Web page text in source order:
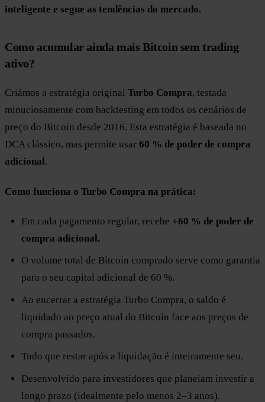
inteligente e segue as tendências do mercado.
Como acumular ainda mais Bitcoin sem trading
ativo?
Criámos a estratégia original Turbo Compra, testada
minuciosamente com backtesting em todos os cenários de
preço do Bitcoin desde 2016. Esta estratégia é baseada no
DCA clássico, mas permite usar 60 % de poder de compra
adicional .
Como funciona o Turbo Compra na prática:
Em cada pagamento regular, recebe +60 % de poder de
compra adicional.
O volume total de Bitcoin comprado serve como garantia
para o seu capital adicional de 60 %.
Ao encerrar a estratégia Turbo Compra, o saldo é
liquidado ao preço atual do Bitcoin face aos preços de
compra passados.
Tudo que restar após a liquidação é inteiramente seu.
Desenvolvido para investidores que planeiam investir a
longo prazo (idealmente pelo menos 2–3 anos).